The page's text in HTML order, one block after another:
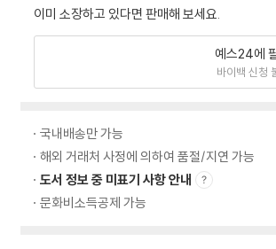
이미 소장하고 있다면 판매해 보세요.
예스24에
바이백 신청
국내배송만 가능
해외 거래처 사정에 의하여 품절/지연 가능
도서 정보 중 미표기 사항 안내
문화비소득공제 가능